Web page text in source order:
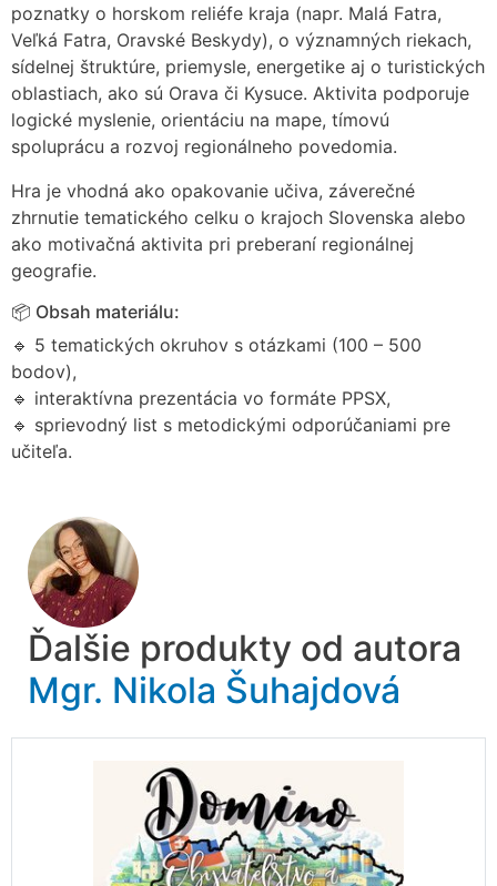
poznatky o horskom reliéfe kraja (napr. Malá Fatra,
Veľká Fatra, Oravské Beskydy), o významných riekach,
sídelnej štruktúre, priemysle, energetike aj o turistických
oblastiach, ako sú Orava či Kysuce. Aktivita podporuje
logické myslenie, orientáciu na mape, tímovú
spoluprácu a rozvoj regionálneho povedomia.
Hra je vhodná ako opakovanie učiva, záverečné
zhrnutie tematického celku o krajoch Slovenska alebo
ako motivačná aktivita pri preberaní regionálnej
geografie.
📦 Obsah materiálu:
🔹 5 tematických okruhov s otázkami (100 – 500
bodov),
🔹 interaktívna prezentácia vo formáte PPSX,
🔹 sprievodný list s metodickými odporúčaniami pre
učiteľa.
Ďalšie produkty od autora
Mgr. Nikola Šuhajdová